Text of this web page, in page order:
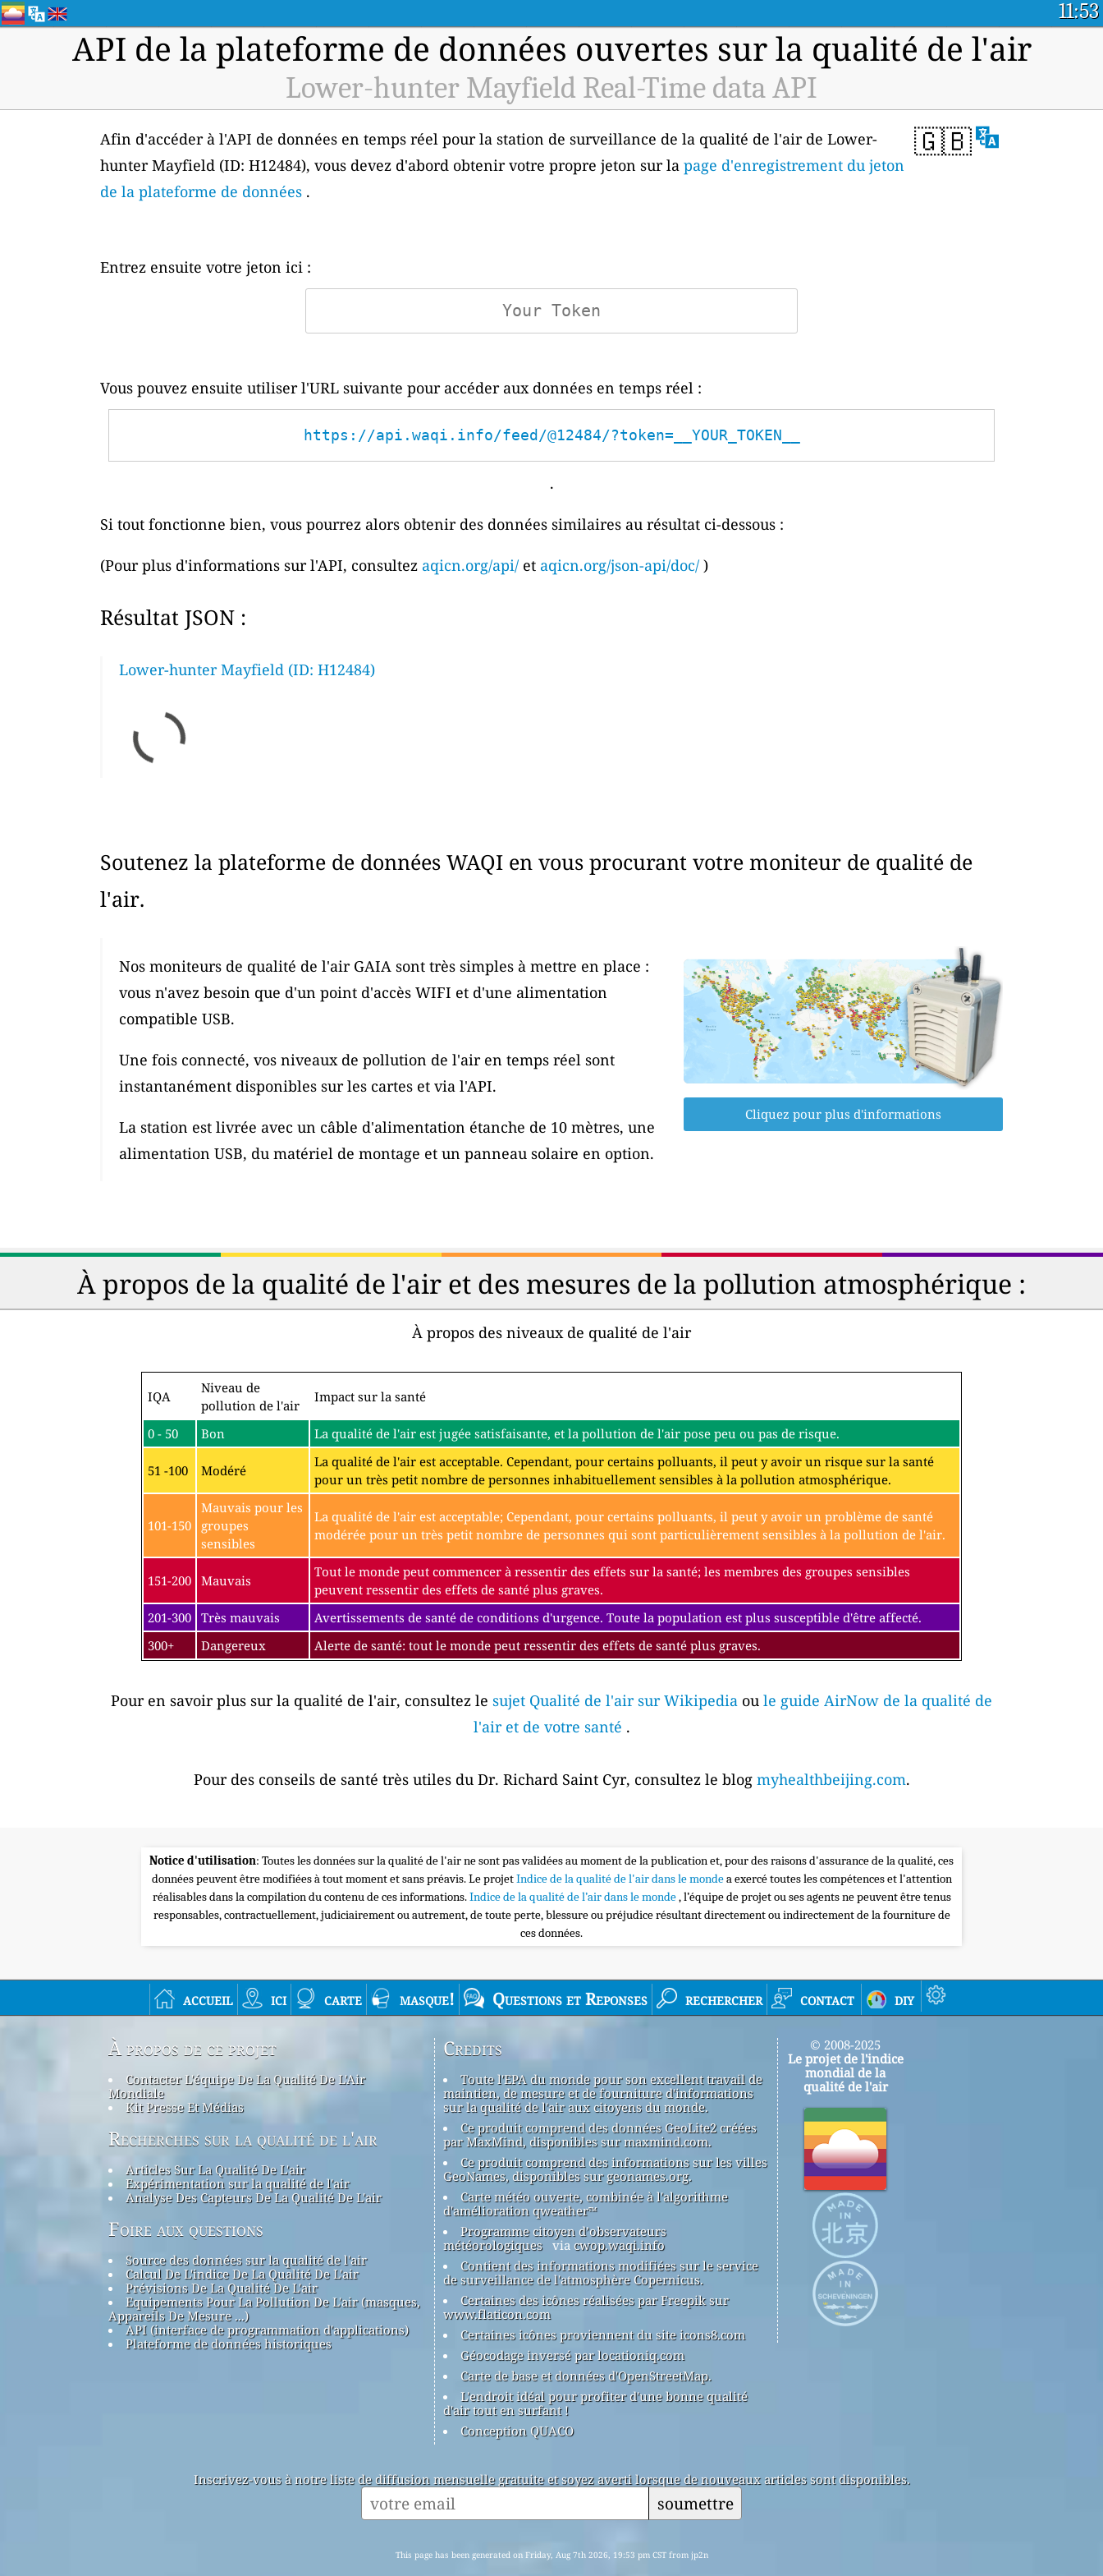
11:53
API de la plateforme de données ouvertes sur la qualité de l'air
Lower-hunter Mayfield Real-Time data API
🇬🇧
Afin d'accéder à l'API de données en temps réel pour la station de surveillance de la qualité de l'air de Lower-
hunter Mayfield (ID: H12484), vous devez d'abord obtenir votre propre jeton sur la page d'enregistrement du jeton
de la plateforme de données .
Entrez ensuite votre jeton ici :
Vous pouvez ensuite utiliser l'URL suivante pour accéder aux données en temps réel :
https://api.waqi.info/feed/@12484/?token=__YOUR_TOKEN__
.
Si tout fonctionne bien, vous pourrez alors obtenir des données similaires au résultat ci-dessous :
(Pour plus d'informations sur l'API, consultez aqicn.org/api/ et aqicn.org/json-api/doc/ )
Résultat JSON :
Lower-hunter Mayfield (ID: H12484)
Soutenez la plateforme de données WAQI en vous procurant votre moniteur de qualité de
l'air.
Nos moniteurs de qualité de l'air GAIA sont très simples à mettre en place :
vous n'avez besoin que d'un point d'accès WIFI et d'une alimentation
compatible USB.
Une fois connecté, vos niveaux de pollution de l'air en temps réel sont
instantanément disponibles sur les cartes et via l'API.
La station est livrée avec un câble d'alimentation étanche de 10 mètres, une
alimentation USB, du matériel de montage et un panneau solaire en option.
Cliquez pour plus d'informations
À propos de la qualité de l'air et des mesures de la pollution atmosphérique :
À propos des niveaux de qualité de l'air
IQA
Niveau de
pollution de l'air
Impact sur la santé
0 - 50 Bon La qualité de l'air est jugée satisfaisante, et la pollution de l'air pose peu ou pas de risque.
51 -100 Modéré
La qualité de l'air est acceptable. Cependant, pour certains polluants, il peut y avoir un risque sur la santé
pour un très petit nombre de personnes inhabituellement sensibles à la pollution atmosphérique.
101-150
Mauvais pour les
groupes
sensibles
La qualité de l'air est acceptable; Cependant, pour certains polluants, il peut y avoir un problème de santé
modérée pour un très petit nombre de personnes qui sont particulièrement sensibles à la pollution de l'air.
151-200 Mauvais
Tout le monde peut commencer à ressentir des effets sur la santé; les membres des groupes sensibles
peuvent ressentir des effets de santé plus graves.
201-300 Très mauvais
Avertissements de santé de conditions d'urgence. Toute la population est plus susceptible d'être affecté.
300+
Dangereux Alerte de santé: tout le monde peut ressentir des effets de santé plus graves.
Pour en savoir plus sur la qualité de l'air, consultez le sujet Qualité de l'air sur Wikipedia ou le guide AirNow de la qualité de
l'air et de votre santé .
Pour des conseils de santé très utiles du Dr. Richard Saint Cyr, consultez le blog myhealthbeijing.com.
Notice d'utilisation: Toutes les données sur la qualité de l'air ne sont pas validées au moment de la publication et, pour des raisons d'assurance de la qualité, ces
données peuvent être modifiées à tout moment et sans préavis. Le projetIndice de la qualité de l'air dans le mondea exercé toutes les compétences et l'attention
réalisables dans la compilation du contenu de ces informations.Indice de la qualité de l’air dans le monde, l’équipe de projet ou ses agents ne peuvent être tenus
responsables, contractuellement, judiciairement ou autrement, de toute perte, blessure ou préjudice résultant directement ou indirectement de la fourniture de
ces données.
accueil ici carte masque! Questions et Reponses rechercher contact diy
À propos de ce projet
Contacter L'équipe De La Qualité De L'Air
Mondiale
Kit Presse Et Médias
Recherches sur la qualité de l'air
Articles Sur La Qualité De L'air
Expérimentation sur la qualité de l'air
Analyse Des Capteurs De La Qualité De L'air
Foire aux questions
Source des données sur la qualité de l'air
Calcul De L'indice De La Qualité De L'air
Prévisions De La Qualité De L'air
Equipements Pour La Pollution De L'air (masques,
Appareils De Mesure ...)
API (interface de programmation d'applications)
Plateforme de données historiques
Credits
Toute l'EPA du monde pour son excellent travail de
maintien, de mesure et de fourniture d'informations
sur la qualité de l'air aux citoyens du monde.
Ce produit comprend des données GeoLite2 créées
par MaxMind, disponibles sur maxmind.com.
Ce produit comprend des informations sur les villes
GeoNames, disponibles sur geonames.org.
Carte météo ouverte, combinée à l'algorithme
d'amélioration qweather™
Programme citoyen d’observateurs
météorologiques via cwop.waqi.info
Contient des informations modifiées sur le service
de surveillance de l'atmosphère Copernicus.
Certaines des icônes réalisées par Freepik sur
www.flaticon.com
Certaines icônes proviennent du site icons8.com
Géocodage inversé par locationiq.com
Carte de base et données d'OpenStreetMap.
L'endroit idéal pour profiter d'une bonne qualité
d'air tout en surfant !
Conception QUACO
© 2008-2025
Le projet de l'indice
mondial de la
qualité de l'air
Inscrivez-vous à notre liste de diffusion mensuelle gratuite et soyez averti lorsque de nouveaux articles sont disponibles.
soumettre
This page has been generated on Friday, Aug 7th 2026, 19:53 pm CST from jp2n